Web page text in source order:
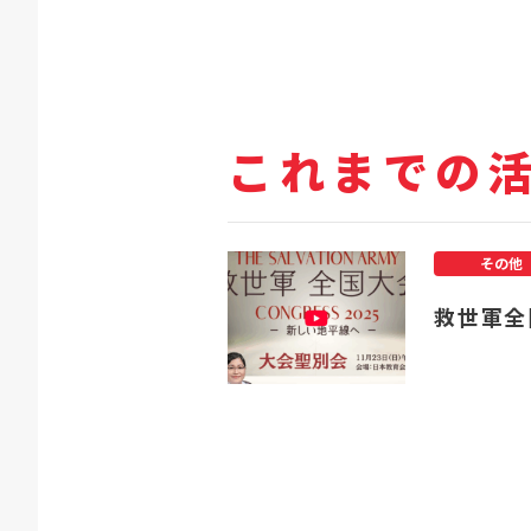
これまでの
救世軍
その他